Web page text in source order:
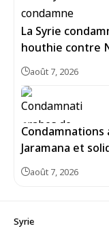
La Syrie
houthie contre
août 7, 2026
Jaramana et
août 7, 2026
Syrie